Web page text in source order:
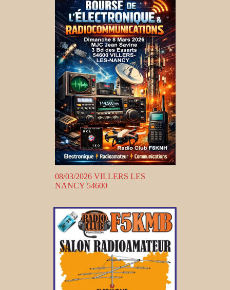
08/03/2026 VILLERS LES
NANCY 54600